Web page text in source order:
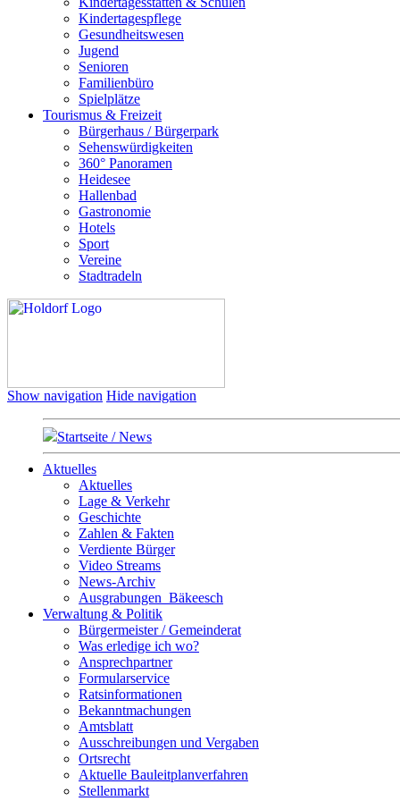
Kindertagespflege
Gesundheitswesen
Jugend
Senioren
Familienbüro
Spielplätze
Tourismus & Freizeit
Bürgerhaus / Bürgerpark
Sehenswürdigkeiten
360° Panoramen
Heidesee
Hallenbad
Gastronomie
Hotels
Sport
Vereine
Stadtradeln
Show navigation Hide navigation
Startseite / News
Aktuelles
Aktuelles
Lage & Verkehr
Geschichte
Zahlen & Fakten
Verdiente Bürger
Video Streams
News-Archiv
Ausgrabungen_Bäkeesch
Verwaltung & Politik
Bürgermeister / Gemeinderat
Was erledige ich wo?
Ansprechpartner
Formularservice
Ratsinformationen
Bekanntmachungen
Amtsblatt
Ausschreibungen und Vergaben
Ortsrecht
Aktuelle Bauleitplanverfahren
Stellenmarkt